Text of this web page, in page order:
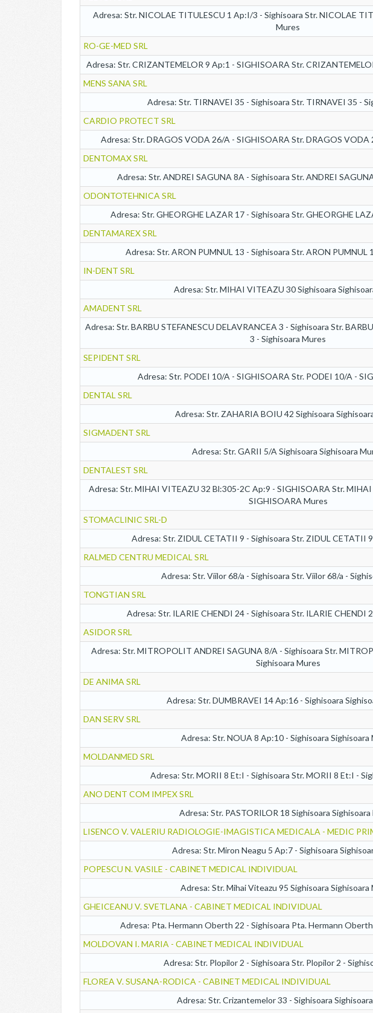
Adresa: Str. NICOLAE TITULESCU 1 Ap:I/3 - Sighisoara Str. NICOLAE
Mures
RO-GE-MED SRL
Adresa: Str. CRIZANTEMELOR 9 Ap:1 - SIGHISOARA Str.
MENS SANA SRL
Adresa: Str. TIRNAVEI 35 - Sighisoara Str. TIRNAVEI 35 -
CARDIO PROTECT SRL
Adresa: Str. DRAGOS VODA 26/A - SIGHISOARA Str. DRAGOS
DENTOMAX SRL
Adresa: Str. ANDREI SAGUNA 8A - Sighisoara Str. ANDREI
ODONTOTEHNICA SRL
Adresa: Str. GHEORGHE LAZAR 17 - Sighisoara Str. GHEORGHE
DENTAMAREX SRL
Adresa: Str. ARON PUMNUL 13 - Sighisoara Str. ARON PUMNUL
IN-DENT SRL
Adresa: Str. MIHAI VITEAZU 30 Sighisoara
AMADENT SRL
Adresa: Str. BARBU STEFANESCU DELAVRANCEA 3 - Sighisoara Str.
3 - Sighisoara Mures
SEPIDENT SRL
Adresa: Str. PODEI 10/A - SIGHISOARA Str. PODEI 10/A -
DENTAL SRL
Adresa: Str. ZAHARIA BOIU 42 Sighisoara
SIGMADENT SRL
Adresa: Str. GARII 5/A Sighisoara Sighisoara
DENTALEST SRL
Adresa: Str. MIHAI VITEAZU 32 Bl:305-2C Ap:9 - SIGHISOARA Str.
SIGHISOARA Mures
STOMACLINIC SRL-D
Adresa: Str. ZIDUL CETATII 9 - Sighisoara Str. ZIDUL CETATII
RALMED CENTRU MEDICAL SRL
Adresa: Str. Viilor 68/a - Sighisoara Str. Viilor 68/a -
TONGTIAN SRL
Adresa: Str. ILARIE CHENDI 24 - Sighisoara Str. ILARIE CHENDI
ASIDOR SRL
Adresa: Str. MITROPOLIT ANDREI SAGUNA 8/A - Sighisoara Str.
Sighisoara Mures
DE ANIMA SRL
Adresa: Str. DUMBRAVEI 14 Ap:16 - Sighisoara
DAN SERV SRL
Adresa: Str. NOUA 8 Ap:10 - Sighisoara Sighisoara
MOLDANMED SRL
Adresa: Str. MORII 8 Et:I - Sighisoara Str. MORII 8 Et:I -
ANO DENT COM IMPEX SRL
Adresa: Str. PASTORILOR 18 Sighisoara Sighisoara
LISENCO V. VALERIU RADIOLOGIE-IMAGISTICA MEDICALA - MEDIC
Adresa: Str. Miron Neagu 5 Ap:7 - Sighisoara
POPESCU N. VASILE - CABINET MEDICAL INDIVIDUAL
Adresa: Str. Mihai Viteazu 95 Sighisoara Sighisoara
GHEICEANU V. SVETLANA - CABINET MEDICAL INDIVIDUAL
Adresa: Pta. Hermann Oberth 22 - Sighisoara Pta. Hermann
MOLDOVAN I. MARIA - CABINET MEDICAL INDIVIDUAL
Adresa: Str. Plopilor 2 - Sighisoara Str. Plopilor 2 -
FLOREA V. SUSANA-RODICA - CABINET MEDICAL INDIVIDUAL
Adresa: Str. Crizantemelor 33 - Sighisoara